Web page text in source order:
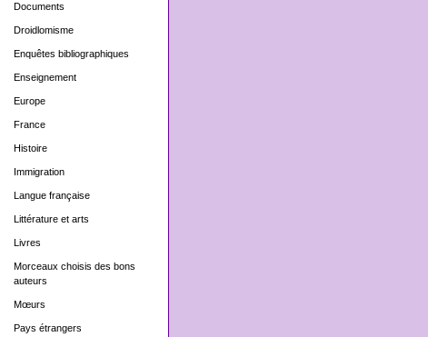
Documents
Droidlomisme
Enquêtes bibliographiques
Enseignement
Europe
France
Histoire
Immigration
Langue française
Littérature et arts
Livres
Morceaux choisis des bons
auteurs
Mœurs
Pays étrangers